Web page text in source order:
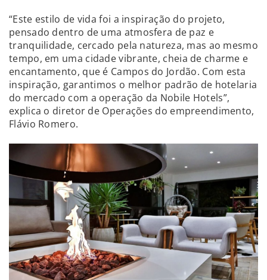
“Este estilo de vida foi a inspiração do projeto,
pensado dentro de uma atmosfera de paz e
tranquilidade, cercado pela natureza, mas ao mesmo
tempo, em uma cidade vibrante, cheia de charme e
encantamento, que é Campos do Jordão. Com esta
inspiração, garantimos o melhor padrão de hotelaria
do mercado com a operação da Nobile Hotels”,
explica o diretor de Operações do empreendimento,
Flávio Romero.